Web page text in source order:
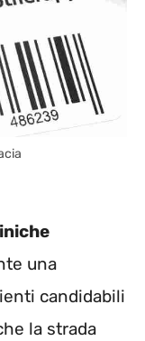
una
candidabili
la strada